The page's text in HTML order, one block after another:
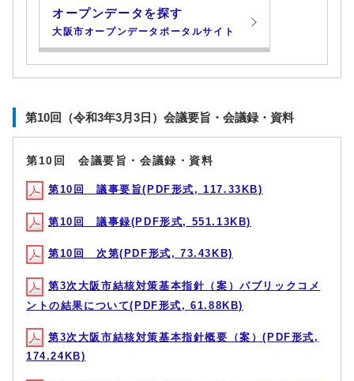
オープンデータを探す
大阪市オープンデータポータルサイト
第10回（令和3年3月3日）会議要旨・会議録・資料
第10回 会議要旨・会議録・資料
第10回 議事要旨(PDF形式, 117.33KB)
第10回 議事録(PDF形式, 551.13KB)
第10回 次第(PDF形式, 73.43KB)
第3次大阪市結核対策基本指針（案）パブリックコメ
ントの結果について(PDF形式, 61.88KB)
第3次大阪市結核対策基本指針概要（案）(PDF形式,
174.24KB)